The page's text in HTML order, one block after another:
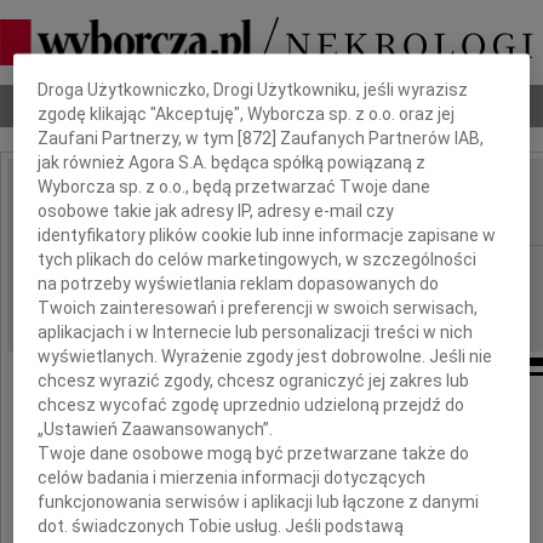
Nekrologi Odeszli Poradnik pogrzebowy
IMIĘ I NAZWISKO: Wanda Sobolewska
REGION: Białystok
DATA EMISJI: 01.04.2022
Z głębokim żalem zawiadamiamy,
że w wieku 95 lat zmarła
nasza ukochana
Dbamy o Twoją prywatność
Droga Użytkowniczko, Drogi Użytkowniku, jeśli wyrazisz
zgodę klikając "Akceptuję", Wyborcza sp. z o.o. oraz jej
Zaufani Partnerzy, w tym [872 ] Zaufanych Partnerów IAB,
jak również Agora S.A. będąca spółką powiązaną z
Wyborcza sp. z o.o., będą przetwarzać Twoje dane
osobowe takie jak adresy IP, adresy e-mail czy
identyfikatory plików cookie lub inne informacje zapisane w
tych plikach do celów marketingowych, w szczególności
na potrzeby wyświetlania reklam dopasowanych do
Twoich zainteresowań i preferencji w swoich serwisach,
aplikacjach i w Internecie lub personalizacji treści w nich
wyświetlanych. Wyrażenie zgody jest dobrowolne. Jeśli nie
chcesz wyrazić zgody, chcesz ograniczyć jej zakres lub
chcesz wycofać zgodę uprzednio udzieloną przejdź do
„Ustawień Zaawansowanych”.
Twoje dane osobowe mogą być przetwarzane także do
celów badania i mierzenia informacji dotyczących
funkcjonowania serwisów i aplikacji lub łączone z danymi
dot. świadczonych Tobie usług. Jeśli podstawą